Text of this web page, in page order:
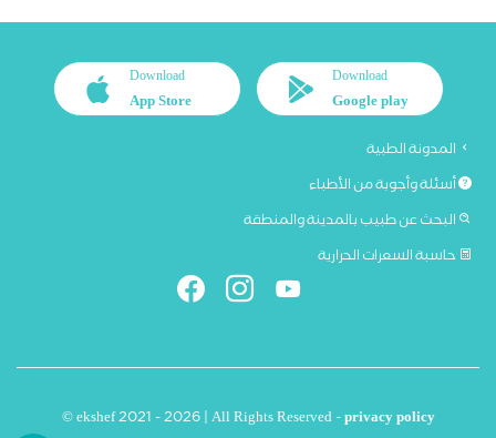
Download
Google play
Download
App Store
المدونة الطبية
أسئلة وأجوبة من الأطباء
البحث عن طبيب بالمدينة والمنطقة
حاسبة السعرات الحرارية
© ekshef 2021 - 2026 | All Rights Reserved -privacy policy